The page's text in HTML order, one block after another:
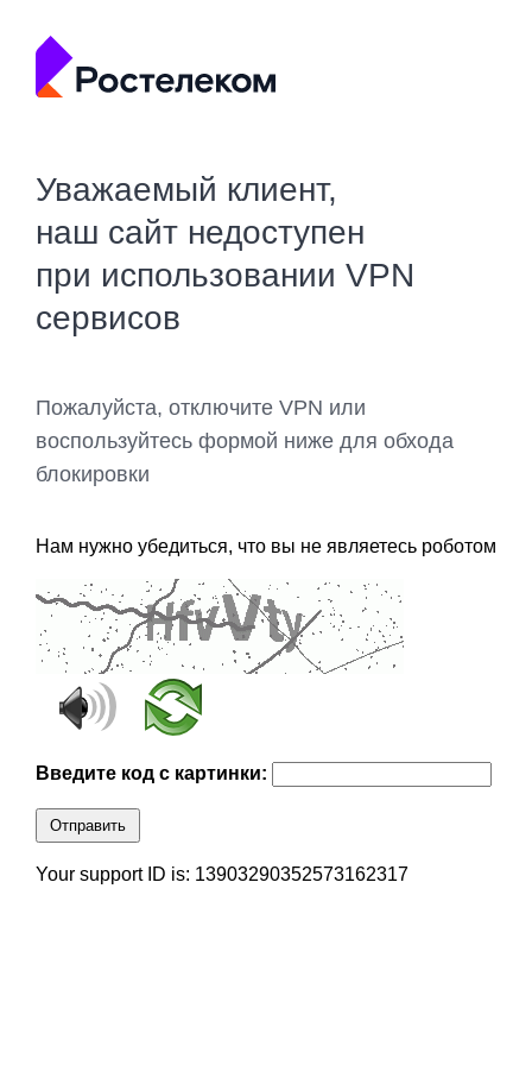
Уважаемый клиент,
наш сайт недоступен
при использовании VPN
сервисов
Пожалуйста, отключите VPN или
воспользуйтесь формой ниже для обхода
блокировки
Нам нужно убедиться, что вы не являетесь роботом
Введите код с картинки:
Отправить
Your support ID is: 13903290352573162317